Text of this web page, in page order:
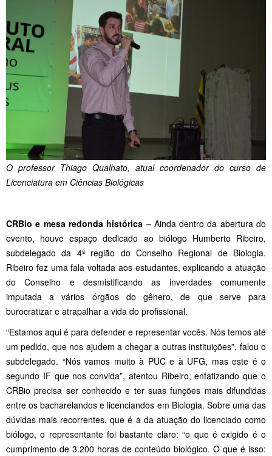
O professor Thiago Qualhato, atual coordenador do curso de
Licenciatura em Ciências Biológicas
CRBio e mesa redonda histórica –Ainda dentro da abertura do
evento, houve espaço dedicado ao biólogo Humberto Ribeiro,
subdelegado da 4ª região do Conselho Regional de Biologia.
Ribeiro fez uma fala voltada aos estudantes, explicando a atuação
do Conselho e desmistificando as inverdades comumente
imputada a vários órgãos do gênero, de que serve para
burocratizar e atrapalhar a vida do profissional.
“Estamos aqui é para defender e representar vocês. Nós temos até
um pedido, que nos ajudem a chegar a outras instituições”, falou o
subdelegado. “Nós vamos muito à PUC e à UFG, mas este é o
segundo IF que nos convida”, atentou Ribeiro, enfatizando que o
CRBio precisa ser conhecido e ter suas funções mais difundidas
entre os bacharelandos e licenciandos em Biologia. Sobre uma das
dúvidas mais recorrentes, que é a da atuação do licenciado como
biólogo, o representante foi bastante claro: “o que é exigido é o
cumprimento de 3.200 horas de conteúdo biológico. O que é isso: